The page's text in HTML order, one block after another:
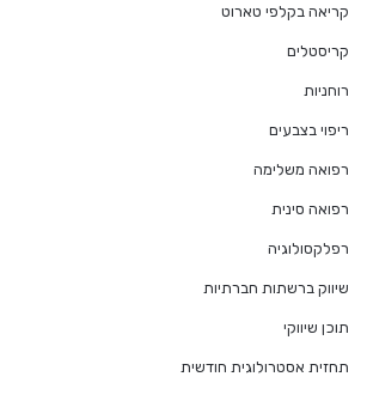
קריאה בקלפי טארוט
קריסטלים
רוחניות
ריפוי בצבעים
רפואה משלימה
רפואה סינית
רפלקסולוגיה
שיווק ברשתות חברתיות
תוכן שיווקי
תחזית אסטרולוגית חודשית